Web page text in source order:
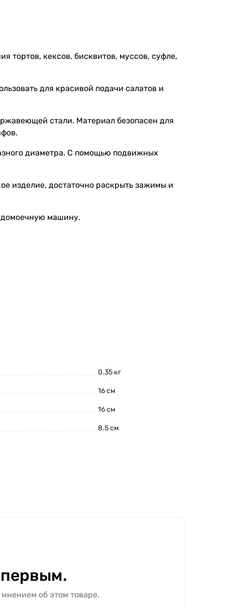
тортов, кексов, бисквитов, муссов, суфле,
для красивой подачи салатов и
стали. Материал безопасен для
диаметра. С помощью подвижных
изделие, достаточно раскрыть зажимы и
машину.
0.35 кг
16 см
16 см
8.5 см
об этом товаре.